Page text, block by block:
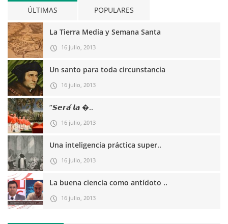
ÚLTIMAS POPULARES
La Tierra Media y Semana Santa
16 julio, 2013
Un santo para toda circunstancia
16 julio, 2013
“𝙎𝙚𝙧𝙖́ 𝙡𝙖 �..
16 julio, 2013
Una inteligencia práctica super..
16 julio, 2013
La buena ciencia como antídoto ..
16 julio, 2013